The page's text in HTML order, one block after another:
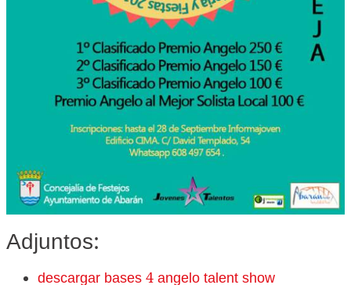
Adjuntos:
descargar bases 4 angelo talent show